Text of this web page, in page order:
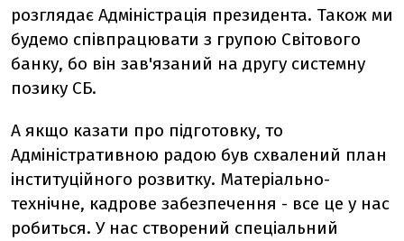
розглядає Адміністрація президента. Також ми
будемо співпрацювати з групою Світового
банку, бо він зав'язаний на другу системну
позику СБ.
А якщо казати про підготовку, то
Адміністративною радою був схвалений план
інституційного розвитку. Матеріально-
технічне, кадрове забезпечення - все це у нас
робиться. У нас створений спеціальний